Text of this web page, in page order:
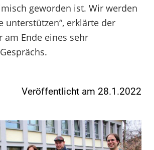
geworden ist. Wir werden
unterstützen“, erklärte der
am Ende eines sehr
Veröffentlicht am 28.1.2022